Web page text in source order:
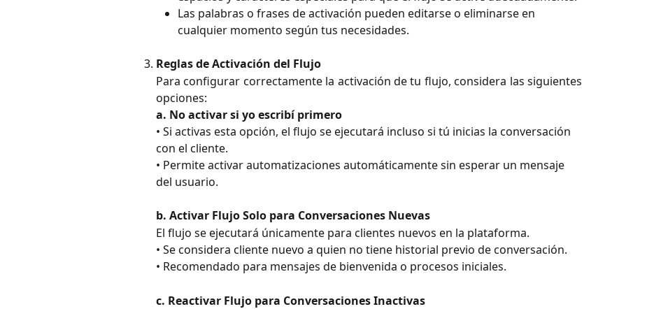
Las palabras o frases de activación pueden editarse o eliminarse en
cualquier momento según tus necesidades.
Reglas de Activación del Flujo
Para configurar correctamente la activación de tu flujo, considera las siguientes
opciones:
a. No activar si yo escribí primero
• Si activas esta opción, el flujo se ejecutará incluso si tú inicias la conversación
con el cliente.
• Permite activar automatizaciones automáticamente sin esperar un mensaje
del usuario.
b. Activar Flujo Solo para Conversaciones Nuevas
El flujo se ejecutará únicamente para clientes nuevos en la plataforma.
• Se considera cliente nuevo a quien no tiene historial previo de conversación.
• Recomendado para mensajes de bienvenida o procesos iniciales.
c. Reactivar Flujo para Conversaciones Inactivas